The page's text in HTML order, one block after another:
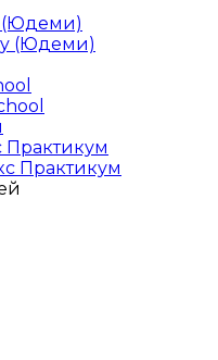
(Юдеми)
(Юдеми)
Практикум
Практикум